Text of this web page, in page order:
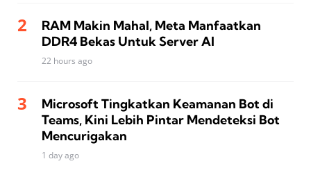
RAM Makin Mahal, Meta Manfaatkan
DDR4 Bekas Untuk Server AI
22 hours ago
Microsoft Tingkatkan Keamanan Bot di
Teams, Kini Lebih Pintar Mendeteksi Bot
Mencurigakan
1 day ago